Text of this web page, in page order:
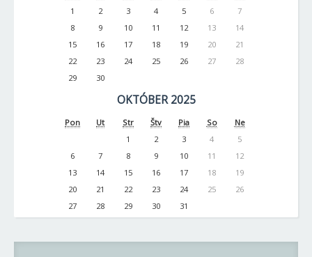
1
2 3 4 5 6
7
8
9 10 11 12 13
14
15
16 17 18 19 20
21
22
23 24 25 26 27
28
29
30
OKTÓBER 2025
Pon Ut Str Štv Pia So
Ne
1
2 3 4
5
6
7 8 9 10 11
12
13
14 15 16 17 18
19
20
21 22 23 24 25
26
27
28 29 30 31